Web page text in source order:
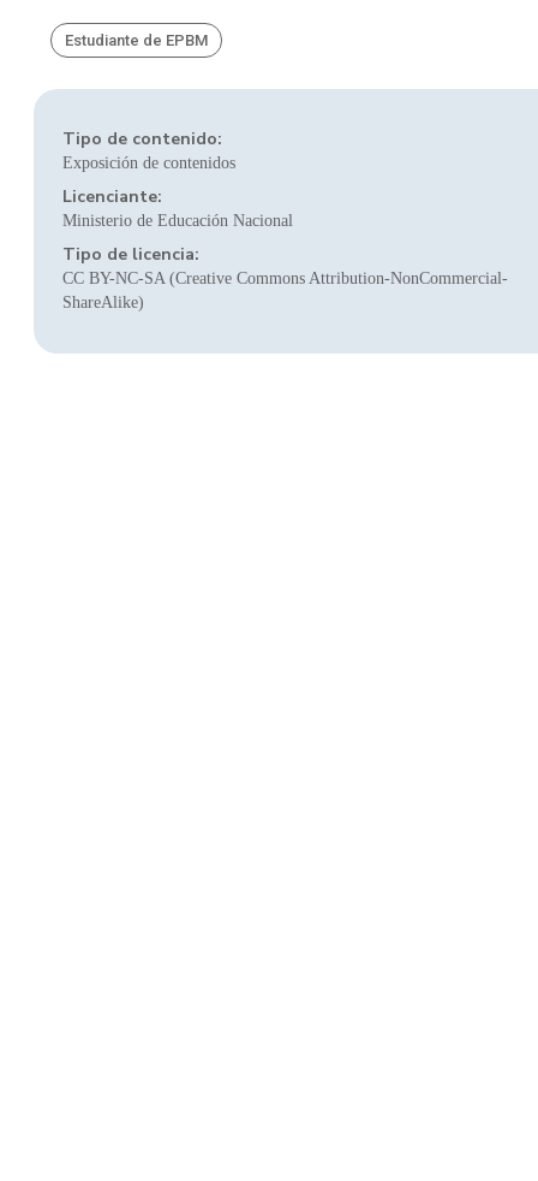
Estudiante de EPBM
Tipo de contenido:
Exposición de contenidos
Licenciante:
Ministerio de Educación Nacional
Tipo de licencia:
CC BY-NC-SA (Creative Commons Attribution-NonCommercial-
ShareAlike)